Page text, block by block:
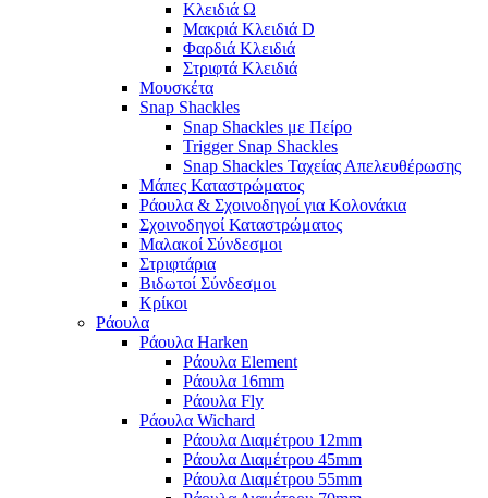
Κλειδιά Ω
Μακριά Κλειδιά D
Φαρδιά Κλειδιά
Στριφτά Κλειδιά
Μουσκέτα
Snap Shackles
Snap Shackles με Πείρο
Trigger Snap Shackles
Snap Shackles Ταχείας Απελευθέρωσης
Μάπες Καταστρώματος
Ράουλα & Σχοινοδηγοί για Κολονάκια
Σχοινοδηγοί Καταστρώματος
Μαλακοί Σύνδεσμοι
Στριφτάρια
Βιδωτοί Σύνδεσμοι
Κρίκοι
Ράουλα
Ράουλα Harken
Ράουλα Element
Ράουλα 16mm
Ράουλα Fly
Ράουλα Wichard
Ράουλα Διαμέτρου 12mm
Ράουλα Διαμέτρου 45mm
Ράουλα Διαμέτρου 55mm